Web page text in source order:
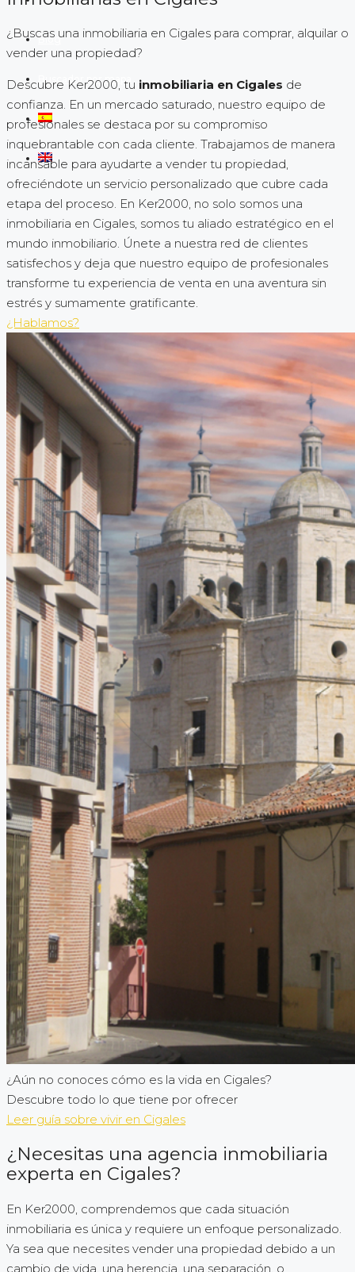
Blog
Buscador por mapa
¿Buscas una inmobiliaria en Cigales para comprar, alquilar o
vender una propiedad?
Descubre Ker2000, tu inmobiliaria en Cigales de
confianza. En un mercado saturado, nuestro equipo de
profesionales se destaca por su compromiso
inquebrantable con cada cliente. Trabajamos de manera
incansable para ayudarte a vender tu propiedad,
ofreciéndote un servicio personalizado que cubre cada
etapa del proceso. En Ker2000, no solo somos una
inmobiliaria en Cigales, somos tu aliado estratégico en el
mundo inmobiliario. Únete a nuestra red de clientes
satisfechos y deja que nuestro equipo de profesionales
transforme tu experiencia de venta en una aventura sin
estrés y sumamente gratificante.
¿Hablamos?
¿Aún no conoces cómo es la vida en Cigales?
Descubre todo lo que tiene por ofrecer
Leer guía sobre vivir en Cigales
¿Necesitas una agencia inmobiliaria
experta en Cigales?
En Ker2000, comprendemos que cada situación
inmobiliaria es única y requiere un enfoque personalizado.
Ya sea que necesites vender una propiedad debido a un
cambio de vida, una herencia, una separación, o